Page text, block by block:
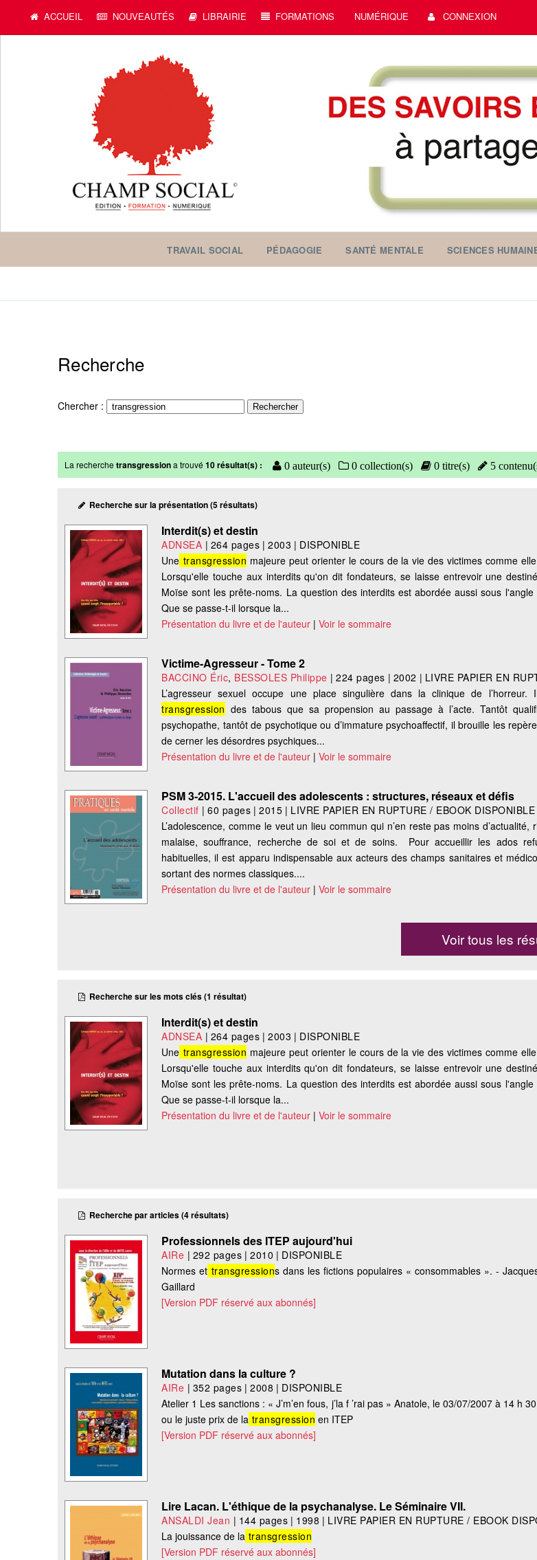
ACCUEIL NOUVEAUTÉS LIBRAIRIE FORMATIONS NUMÉRIQUE CONNEXION
TRAVAIL SOCIAL PÉDAGOGIE SANTÉ MENTALE SCIENCES
Recherche
Chercher :
La recherchetransgressiona trouvé10 résultat(s) : 0 auteur(s) 0 collection(s) 0 titre(s) 5
Recherche sur la présentation (5 résultats)
Interdit(s) et destin
ADNSEA | 264 pages |2003 | DISPONIBLE
Une transgression majeure peut orienter le cours de la vie des victimes comme
Lorsqu'elle touche aux interdits qu'on dit fondateurs, se laisse entrevoir une
Moïse sont les prête-noms. La question des interdits est abordée aussi sous
Que se passe-t-il lorsque la...
Présentation du livre et de l'auteur |Voir le sommaire
Victime-Agresseur - Tome 2
BACCINO Éric, BESSOLES Philippe |224 pages | 2002 | LIVRE PAPIER EN
L’agresseur sexuel occupe une place singulière dans la clinique de
transgression des tabous que sa propension au passage à l’acte. Tantôt
psychopathe, tantôt de psychotique ou d’immature psychoaffectif, il brouille les
de cerner les désordres psychiques...
Présentation du livre et de l'auteur |Voir le sommaire
PSM 3-2015. L'accueil des adolescents : structures, réseaux et défis
Collectif |60 pages |2015 | LIVRE PAPIER EN RUPTURE / EBOOK DISPONIBLE
L’adolescence, comme le veut un lieu commun qui n’en reste pas moins d’actualité,
malaise, souffrance, recherche de soi et de soins. Pour accueillir les ados
habituelles, il est apparu indispensable aux acteurs des champs sanitaires et
sortant des normes classiques....
Présentation du livre et de l'auteur |Voir le sommaire
Voir tous les
Recherche sur les mots clés (1 résultat)
Interdit(s) et destin
ADNSEA | 264 pages |2003 | DISPONIBLE
Une transgression majeure peut orienter le cours de la vie des victimes comme
Lorsqu'elle touche aux interdits qu'on dit fondateurs, se laisse entrevoir une
Moïse sont les prête-noms. La question des interdits est abordée aussi sous
Que se passe-t-il lorsque la...
Présentation du livre et de l'auteur |Voir le sommaire
Recherche par articles (4 résultats)
Professionnels des ITEP aujourd'hui
AIRe | 292 pages |2010 | DISPONIBLE
Normes et transgressions dans les fictions populaires « consommables ». -
Gaillard
[Version PDF réservé aux abonnés]
Mutation dans la culture ?
AIRe | 352 pages |2008 | DISPONIBLE
Atelier 1 Les sanctions : « J’m’en fous, j’la f ’rai pas » Anatole, le 03/07/2007 à 14 h
ou le juste prix de la transgression en ITEP
[Version PDF réservé aux abonnés]
Lire Lacan. L'éthique de la psychanalyse. Le Séminaire VII.
ANSALDI Jean | 144 pages | 1998 | LIVRE PAPIER EN RUPTURE / EBOOK
La jouissance de la transgression
[Version PDF réservé aux abonnés]